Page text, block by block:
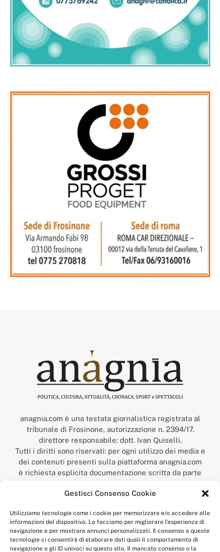
Gestisci Consenso Cookie
Utilizziamo tecnologie come i cookie per memorizzare e/o accedere alle
informazioni del dispositivo. Lo facciamo per migliorare l'esperienza di
navigazione e per mostrare annunci personalizzati. Il consenso a queste
tecnologie ci consentirà di elaborare dati quali il comportamento di
navigazione o gli ID univoci su questo sito. Il mancato consenso o la
anagnia.com è una testata giornalistica registrata al
tribunale di Frosinone, autorizzazione n. 2394/17.
direttore responsabile: dott. Ivan Quiselli.
Tutti i diritti sono riservati: per ogni utilizzo dei media e
dei contenuti presenti sulla piattaforma anagnia.com
è richiesta esplicita documentazione scritta da parte
della redazione.
“Anagnia” è un marchio registrato presso l’Ufficio Italiano
Economico,
num. registrazione: 302017000014044 del 9 febbraio 2017.
Per contatti:redazione@anagnia.com